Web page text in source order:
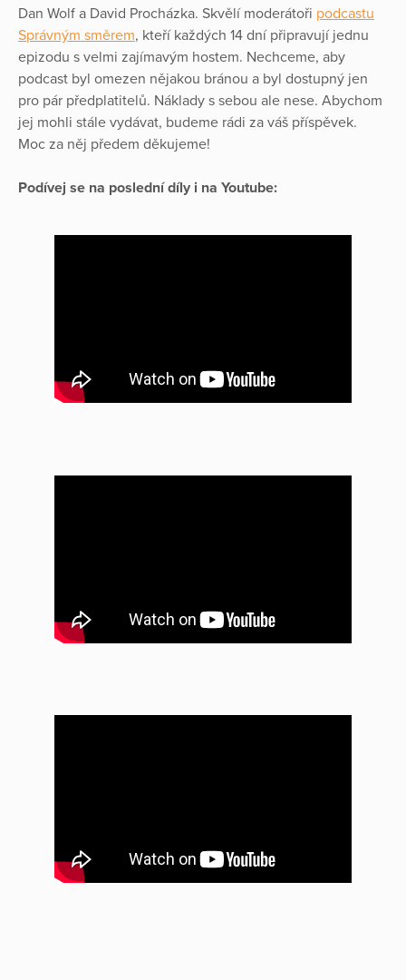
Dan Wolf a David Procházka. Skvělí moderátoři podcastu
Správným směrem, kteří každých 14 dní připravují jednu
epizodu s velmi zajímavým hostem. Nechceme, aby
podcast byl omezen nějakou bránou a byl dostupný jen
pro pár předplatitelů. Náklady s sebou ale nese. Abychom
jej mohli stále vydávat, budeme rádi za váš příspěvek.
Moc za něj předem děkujeme!
Podívej se na poslední díly i na Youtube: